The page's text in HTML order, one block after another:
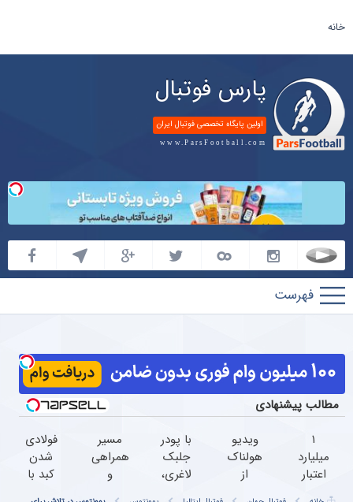
خانه
پارس فوتبال
اولین پایگاه تخصصی فوتبال ایران
www.ParsFootball.com
پارس
فوتبال
مطالب پیشنهادی
۱
میلیارد
اعتبار
ویدیو
هولناک
از
با پودر
جلبک
لاغری،
مسیر
همراهی
و
فولادی
شدن
کبد با